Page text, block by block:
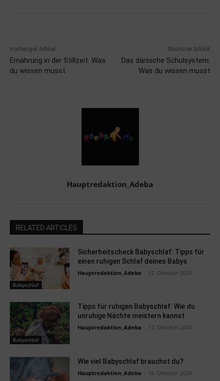
Vorheriger Artikel
Ernährung in der Stillzeit: Was
du wissen musst
Nächster Artikel
Das dänische Schulsystem:
Was du wissen musst
Hauptredaktion_Adeba
RELATED ARTICLES
Babyschlaf
Sicherheitscheck Babyschlaf: Tipps für
einen ruhigen Schlaf deines Babys
Hauptredaktion_Adeba 17. Oktober 2024
Babyschlaf
Tipps für ruhigen Babyschlaf: Wie du
unruhige Nächte meistern kannst
Hauptredaktion_Adeba 17. Oktober 2024
Wie viel Babyschlaf brauchst du?
Hauptredaktion_Adeba 16. Oktober 2024